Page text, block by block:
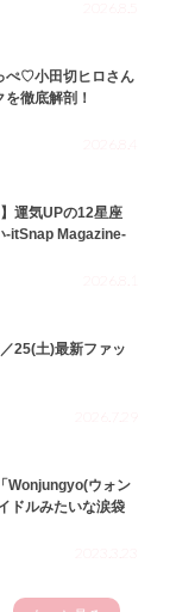
ぺ♡小田切ヒロさん
徹底解剖！
運気UPの12星座
-itSnap Magazine-
25(土)最新ファッ
Wonjungyo(ウォン
ドルみたいな涙袋